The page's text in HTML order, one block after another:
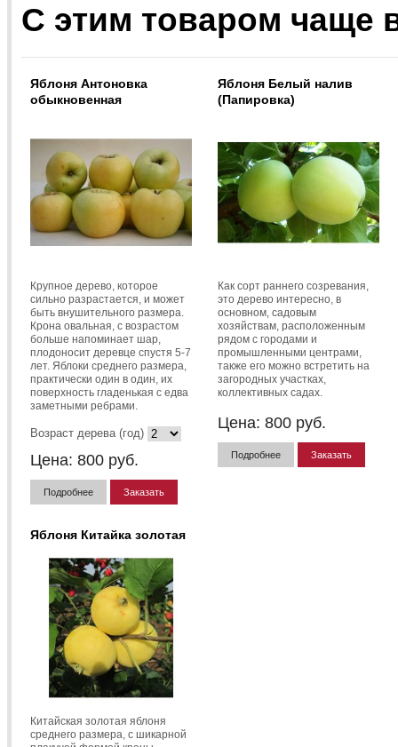
С этим товаром чаще
Яблоня Антоновка
обыкновенная
Крупное дерево, которое
сильно разрастается, и может
быть внушительного размера.
Крона овальная, с возрастом
больше напоминает шар,
плодоносит деревце спустя 5-7
лет. Яблоки среднего размера,
практически один в один, их
поверхность гладенькая с едва
заметными ребрами.
Возраст дерева (год)
Цена: 800 руб.
Подробнее Заказать
Яблоня Белый налив
(Папировка)
Как сорт раннего созревания,
это дерево интересно, в
основном, садовым
хозяйствам, расположенным
рядом с городами и
промышленными центрами,
также его можно встретить на
загородных участках,
коллективных садах.
Цена: 800 руб.
Подробнее Заказать
Яблоня Китайка золотая
Китайская золотая яблоня
среднего размера, с шикарной